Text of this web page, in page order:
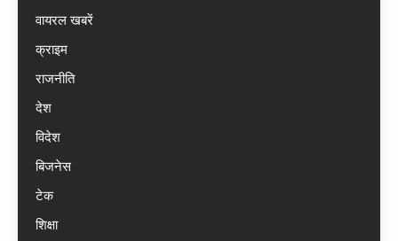
वायरल खबरें
क्राइम
राजनीति
देश
विदेश
बिजनेस
टेक
शिक्षा